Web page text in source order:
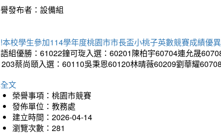
發布者：設備組
本校學生參加114學年度桃園市市長盃小桃子英數競賽成績優
組優勝：61022鐘可琁入選：60201陳柏宇60704連允晟
蔡尚頤入選：60110吳秉恩60120林晴薇60209劉華耀
文
榮譽事項：桃園市競賽
發佈單位：教務處
建立時間：2026-04-14
瀏覽次數：281